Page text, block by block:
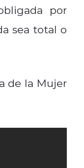
por
sea total o
de la Mujer